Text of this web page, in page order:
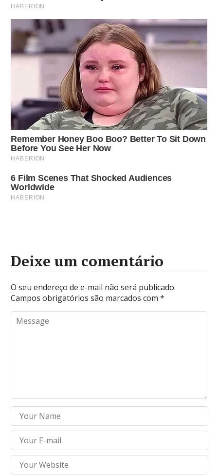
Deixe um comentário
O seu endereço de e-mail não será publicado.
Campos obrigatórios são marcados com*